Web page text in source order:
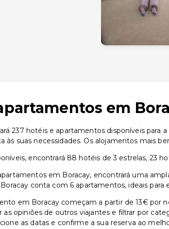
em
237 hotéis e apartamentos disponíveis para
às suas necessidades. Os alojamentos mais
encontrará 88 hotéis de 3 estrelas, 23
em Boracay, encontrará uma
conta com 6 apartamentos, ideais
em Boracay começam a partir de 13€
as opiniões de outros viajantes e filtrar por
as datas e confirme a sua reserva ao